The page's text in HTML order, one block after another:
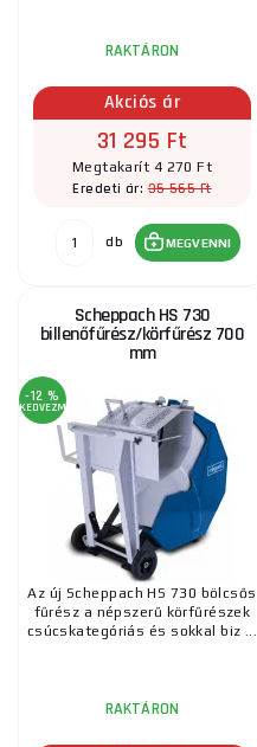
RAKTÁRON
Akciós ár
31 295 Ft
Megtakarít 4 270 Ft
Eredeti ár:35 565 Ft
db MEGVENNI
Scheppach HS 730
billenőfűrész/körfűrész 700
mm
-12 %
KEDVEZMÉNY
Az új Scheppach HS 730 bölcsős
fűrész a népszerű körfűrészek
csúcskategóriás és sokkal biz ...
RAKTÁRON